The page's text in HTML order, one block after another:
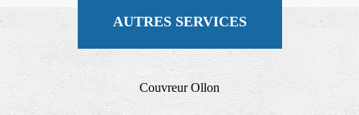
AUTRES SERVICES
Couvreur Ollon